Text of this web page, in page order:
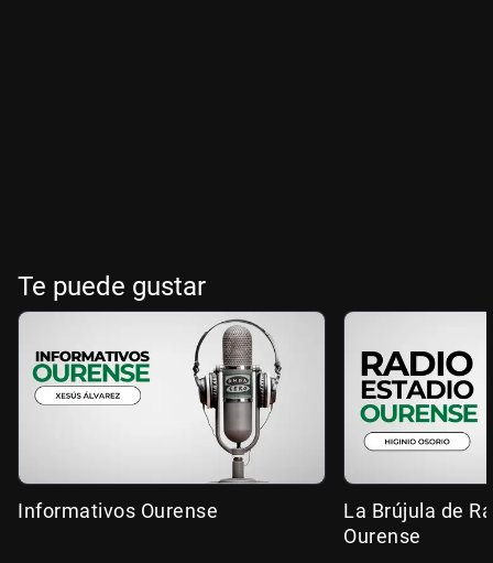
Te puede gustar
Informativos Ourense
La Brújula de
Ourense